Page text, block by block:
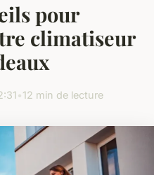
pour
climatiseur
•12 min de lecture